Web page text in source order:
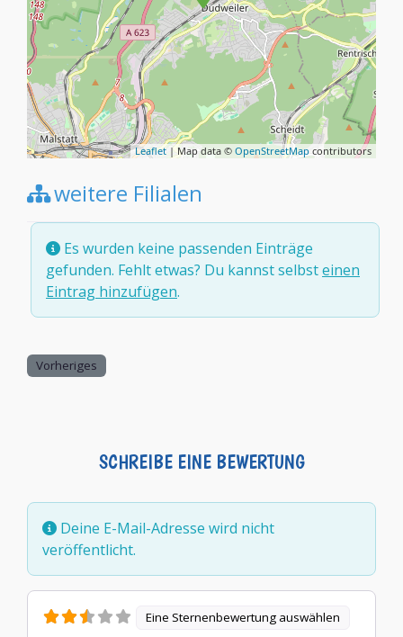
Leaflet | Map data © OpenStreetMap contributors
weitere Filialen
Es wurden keine passenden Einträge
gefunden. Fehlt etwas? Du kannst selbsteinen
Eintrag hinzufügen.
Vorheriges
SCHREIBE EINE BEWERTUNG
Deine E-Mail-Adresse wird nicht
veröffentlicht.
Eine Sternenbewertung auswählen